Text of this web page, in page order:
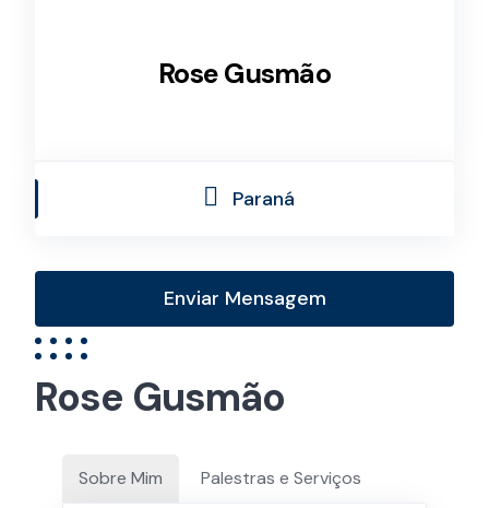
Rose Gusmão
Paraná
Enviar Mensagem
Rose Gusmão
Sobre Mim Palestras e Serviços